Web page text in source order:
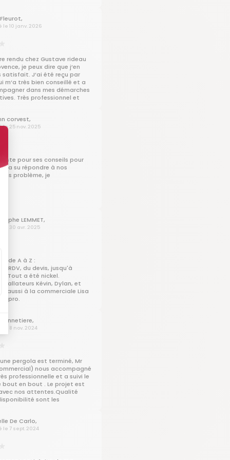
remercie Paul pour ca
ces conseils sa disponibilité il
car nous sommes un peu
très bon binôme
de 17 mètres Carre
salon avec coin bar
a côtoyer du personnel
et ils me dise tous que au
de la véranda le travail
le 10 janv. 2026
rendu chez Gustave rideau
je peux dire que j’en
satisfait. J’ai été reçu par
m’a très bien conseillé et a
dans mes démarches
Très professionnel et
corvest,
le 25 nov. 2025
pour ses conseils pour
il a su répondre à nos
problème, je
LEMMET,
le 30 avr. 2025
de A à Z :
RDV, du devis, jusqu'à
Tout a été nickel.
Kévin, Dylan, et
et aussi à la commerciale Lisa
pro.
Dennetiere,
le 8 nov. 2024
pergola est terminé, Mr
nous accompagné
professionnelle et a suivi le
bout en bout . Le projet est
nos attentes.Qualité
sont les
De Carlo,
le 7 sept. 2024